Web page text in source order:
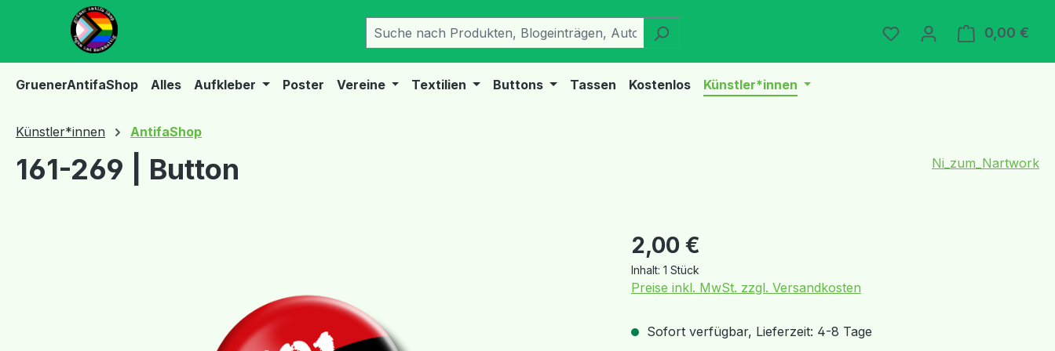
Hauptinhalt springen
Zur Suche springen
Zur Hauptnavigation springen
Du hast 0 Produkte auf
0,00 €
GruenerAntifaShop Alles Aufkleber Poster Vereine Textilien Buttons Tassen Kostenlos Künstler*innen
Künstler*innen AntifaShop
161-269 | Button Ni_zum_Nartwork
Regulärer Preis:
2,00 €
Inhalt: 1 Stück
Preise inkl. MwSt. zzgl. Versandkosten
Sofort verfügbar, Lieferzeit: 4-8 Tage